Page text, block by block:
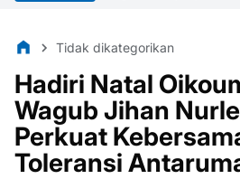
Tidak dikategorikan
Hadiri Natal
Wagub Jihan
Perkuat
Toleransi